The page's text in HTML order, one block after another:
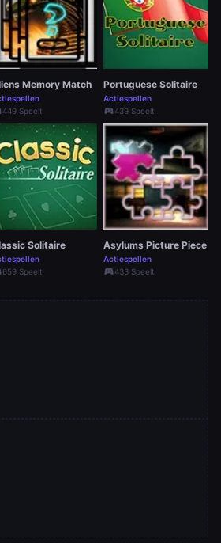
Memory Match
449 Speelt
Portuguese Solitaire
Actiespellen
sports_esports439 Speelt
Solitaire
659 Speelt
Asylums Picture Piece
Actiespellen
sports_esports433 Speelt